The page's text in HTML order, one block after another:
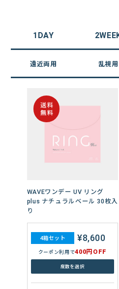
1DAY
遠近両用 乱視用
WAVEワンデー プレミアム 90
枚入り
1,200円OFF
WAVE 2ウィーク エアスリム
plus
4箱セット ¥5,560
クーポン利用で400円OFF
度数を選択
WAVEワンデー UV リング
plus ナチュラルベール 30枚入
り
4箱セット ¥8,600
クーポン利用で400円OFF
度数を選択
WAVEワンデー ユー プラス 遠
近両用 32枚入り
4箱セット 8,944円
クーポン利用で400円OFF
WAVEワンデー ユー プラス 乱
視用 32枚入り
400円OFF
WAVEピュアドロップ
400円OFF